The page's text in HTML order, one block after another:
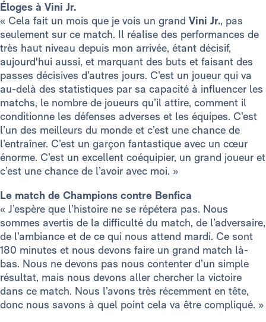
Éloges à Vini Jr.
« Cela fait un mois que je vois un grand Vini Jr., pas
seulement sur ce match. Il réalise des performances de
très haut niveau depuis mon arrivée, étant décisif,
aujourd'hui aussi, et marquant des buts et faisant des
passes décisives d’autres jours. C’est un joueur qui va
au-delà des statistiques par sa capacité à influencer les
matchs, le nombre de joueurs qu’il attire, comment il
conditionne les défenses adverses et les équipes. C’est
l’un des meilleurs du monde et c’est une chance de
l’entraîner. C’est un garçon fantastique avec un cœur
énorme. C’est un excellent coéquipier, un grand joueur et
c’est une chance de l’avoir avec moi. »
Le match de Champions contre Benfica
« J’espère que l’histoire ne se répétera pas. Nous
sommes avertis de la difficulté du match, de l’adversaire,
de l’ambiance et de ce qui nous attend mardi. Ce sont
180 minutes et nous devons faire un grand match là-
bas. Nous ne devons pas nous contenter d’un simple
résultat, mais nous devons aller chercher la victoire
dans ce match. Nous l’avons très récemment en tête,
donc nous savons à quel point cela va être compliqué. »